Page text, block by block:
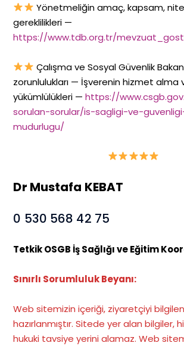
Yönetmeliğin amaç, kapsam,
gereklilikleri —
https://www.tdb.org.tr/
Çalışma ve Sosyal Güvenlik
zorunlulukları — İşverenin hizmet
yükümlülükleri —https://
sorulan-sorular/is-sagligi-ve-
mudurlugu/
Dr Mustafa KEBAT
0 530 568 42 75
Tetkik OSGB İş Sağlığı ve Eğitim
Sınırlı Sorumluluk Beyanı:
Web sitemizin içeriği, ziyaretçiyi
hazırlanmıştır. Sitede yer alan bilgiler,
hukuki tavsiye yerini alamaz. Web